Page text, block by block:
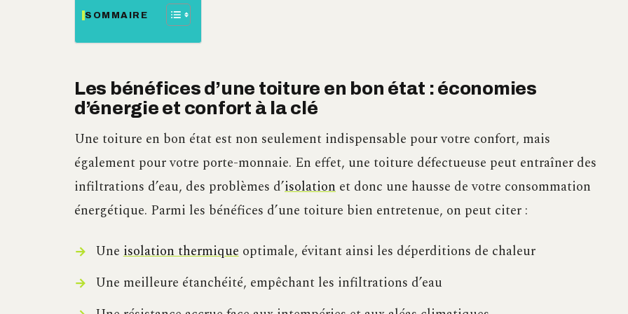
SOMMAIRE
Les bénéfices d’une toiture en bon état : économies
d’énergie et confort à la clé
Une toiture en bon état est non seulement indispensable pour votre confort, mais
également pour votre porte-monnaie. En effet, une toiture défectueuse peut entraîner des
infiltrations d’eau, des problèmes d’isolation et donc une hausse de votre consommation
énergétique. Parmi les bénéfices d’une toiture bien entretenue, on peut citer :
Uneisolation thermiqueoptimale, évitant ainsi les déperditions de chaleur
Une meilleure étanchéité, empêchant les infiltrations d’eau